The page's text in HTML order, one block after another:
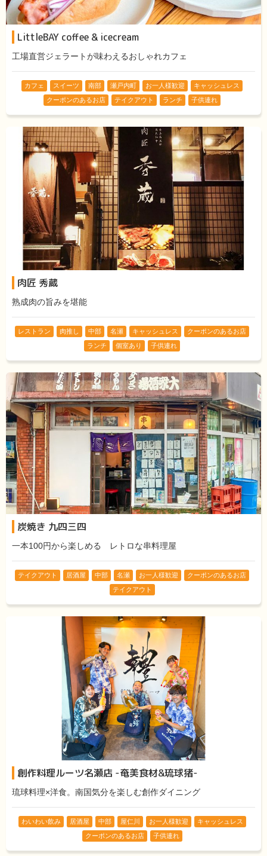
LittleBAY coffee & icecream
工場直営ジェラートが味わえるおしゃれカフェ
カフェ スイーツ 南部 瀬戸内町 お一人様歓迎
キャッシュレス
クーポンのあるお店
テイクアウト ランチ 子供連れ
肉匠 秀蔵
熟成肉の旨みを堪能
レストラン 肉推し 中部 名瀬 キャッシュレス
クーポンのあるお店
ランチ
個室あり 子供連れ
炭焼き 九四三四
一本100円から楽しめる レトロな串料理屋
テイクアウト 居酒屋 中部 名瀬 お一人様歓迎
クーポンのあるお店
テイクアウト
創作料理ルーツ名瀬店 -奄美食材&琉球猪-
琉球料理×洋食。南国気分を楽しむ創作ダイニング
わいわい飲み 居酒屋 中部 屋仁川 お一人様歓迎
キャッシュレス
クーポンのあるお店
子供連れ